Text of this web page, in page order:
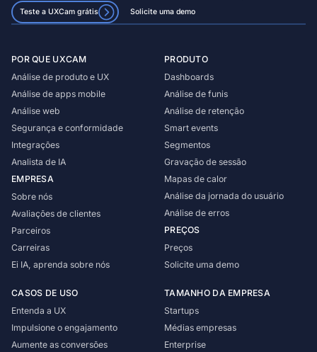
Teste a UXCam grátis Solicite uma demo
POR QUE UXCAM
Análise de produto e UX
Análise de apps mobile
Análise web
Segurança e conformidade
Integrações
Analista de IA
EMPRESA
Sobre nós
Avaliações de clientes
Parceiros
Carreiras
Ei IA, aprenda sobre nós
PRODUTO
Dashboards
Análise de funis
Análise de retenção
Smart events
Segmentos
Gravação de sessão
Mapas de calor
Análise da jornada do usuário
Análise de erros
PREÇOS
Preços
Solicite uma demo
CASOS DE USO
Entenda a UX
Impulsione o engajamento
Aumente as conversões
TAMANHO DA EMPRESA
Startups
Médias empresas
Enterprise